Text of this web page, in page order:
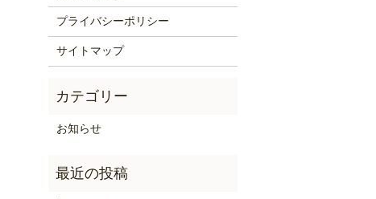
プライバシーポリシー
サイトマップ
お知らせ